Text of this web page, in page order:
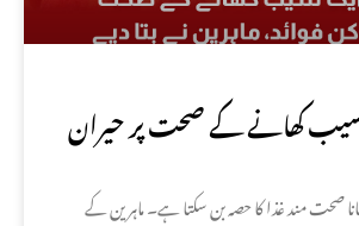
کھانے کے صحت پر حیران
نے بتا دیے
صحت مند غذا کا حصہ بن سکتا ہے۔ ماہرین کے